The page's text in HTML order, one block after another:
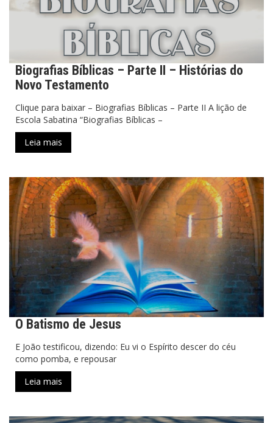
Biografias Bíblicas – Parte II – Histórias do
Novo Testamento
Clique para baixar – Biografias Bíblicas – Parte II A lição de
Escola Sabatina “Biografias Bíblicas –
Leia mais
O Batismo de Jesus
E João testificou, dizendo: Eu vi o Espírito descer do céu
como pomba, e repousar
Leia mais